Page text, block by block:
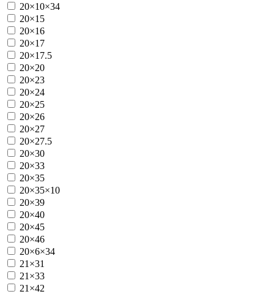
20×10×34
20×15
20×16
20×17
20×17.5
20×20
20×23
20×24
20×25
20×26
20×27
20×27.5
20×30
20×33
20×35
20×35×10
20×39
20×40
20×45
20×46
20×6×34
21×31
21×33
21×42